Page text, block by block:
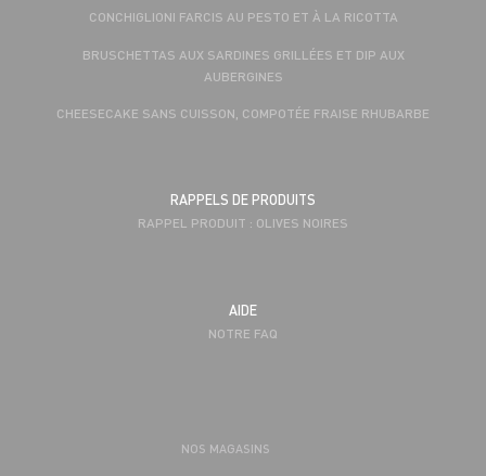
CONCHIGLIONI FARCIS AU PESTO ET À LA RICOTTA
BRUSCHETTAS AUX SARDINES GRILLÉES ET DIP AUX
AUBERGINES
CHEESECAKE SANS CUISSON, COMPOTÉE FRAISE RHUBARBE
RAPPELS DE PRODUITS
RAPPEL PRODUIT : OLIVES NOIRES
AIDE
NOTRE FAQ
NOS MAGASINS